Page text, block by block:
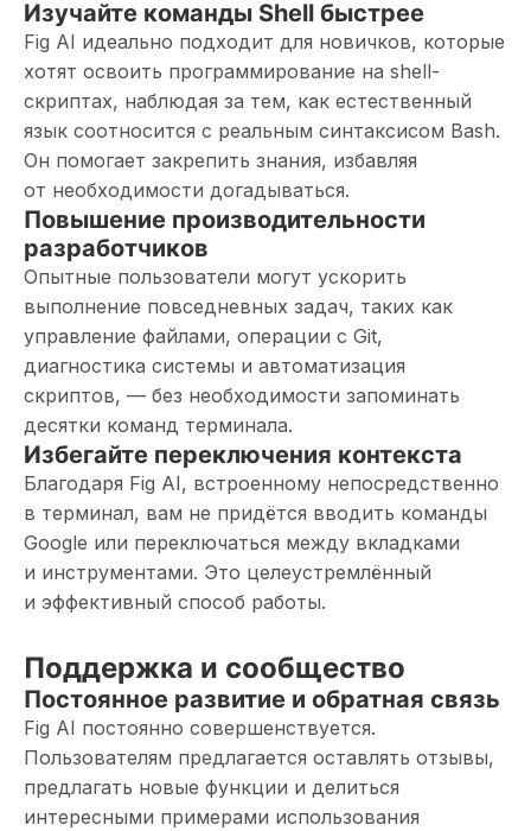
Изучайте команды Shell быстрее
Fig AI идеально подходит для новичков, которые
хотят освоить программирование на shell-
скриптах, наблюдая за тем, как естественный
язык соотносится с реальным синтаксисом Bash.
Он помогает закрепить знания, избавляя
от необходимости догадываться.
Повышение производительности
разработчиков
Опытные пользователи могут ускорить
выполнение повседневных задач, таких как
управление файлами, операции с Git,
диагностика системы и автоматизация
скриптов, — без необходимости запоминать
десятки команд терминала.
Избегайте переключения контекста
Благодаря Fig AI, встроенному непосредственно
в терминал, вам не придётся вводить команды
Google или переключаться между вкладками
и инструментами. Это целеустремлённый
и эффективный способ работы.
Поддержка и сообщество
Постоянное развитие и обратная связь
Fig AI постоянно совершенствуется.
Пользователям предлагается оставлять отзывы,
предлагать новые функции и делиться
интересными примерами использования